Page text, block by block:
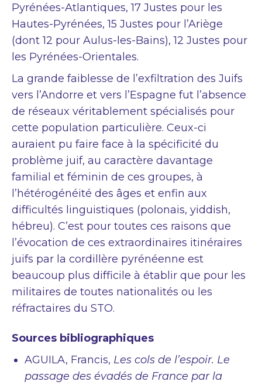
Pyrénées-Atlantiques, 17 Justes pour les
Hautes-Pyrénées, 15 Justes pour l’Ariège
(dont 12 pour Aulus-les-Bains), 12 Justes pour
les Pyrénées-Orientales.
La grande faiblesse de l’exfiltration des Juifs
vers l’Andorre et vers l’Espagne fut l’absence
de réseaux véritablement spécialisés pour
cette population particulière. Ceux-ci
auraient pu faire face à la spécificité du
problème juif, au caractère davantage
familial et féminin de ces groupes, à
l’hétérogénéité des âges et enfin aux
difficultés linguistiques (polonais, yiddish,
hébreu). C’est pour toutes ces raisons que
l’évocation de ces extraordinaires itinéraires
juifs par la cordillère pyrénéenne est
beaucoup plus difficile à établir que pour les
militaires de toutes nationalités ou les
réfractaires du STO.
Sources bibliographiques
AGUILA, Francis, Les cols de l’espoir. Le
passage des évadés de France par la